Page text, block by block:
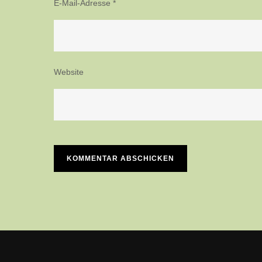
E-Mail-Adresse *
Website